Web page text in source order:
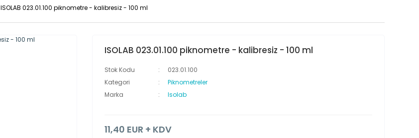
ISOLAB 023.01.100 piknometre - kalibresiz - 100 ml
ISOLAB 023.01.100 piknometre - kalibresiz - 100 ml
Stok Kodu
023.01.100
Kategori
Piknometreler
Marka
Isolab
11,40 EUR + KDV